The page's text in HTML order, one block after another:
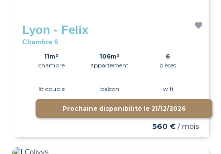
Lyon - Felix
Chambre 6
11m²
chambre
106m²
appartement
6
pièces
lit double balcon wifi
Prochaine disponibilité le 21/12/2026
560 € / mois